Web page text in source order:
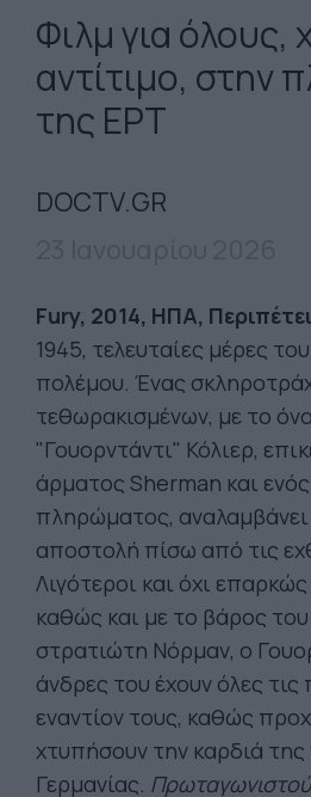
Φιλμ για όλους,
αντίτιμο, στην
της ΕΡΤ
DOCTV.GR
Fury, 2014, ΗΠΑ,
1945, τελευταίες μέρες
πολέμου. Ένας
τεθωρακισμένων, με το
"Γουορντάντι" Κόλιερ,
άρματος Sherman και
πληρώματος,
αποστολή πίσω από τις
Λιγότεροι και όχι
καθώς και με το βάρος
στρατιώτη Νόρμαν, ο
άνδρες του έχουν όλες
εναντίον τους, καθώς
χτυπήσουν την καρδιά της
Γερμανίας.